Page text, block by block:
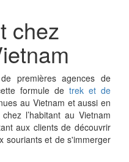
chez
premières agences de
formule de trek et de
au Vietnam et aussi en
l’habitant au Vietnam
aux clients de découvrir
souriants et de s'immerger